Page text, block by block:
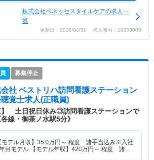
株式会社ベネッセスタイルケアの求人一
覧
更新日：2026/03/31 求人番号：10253005
募集停止
社 ベストリハ訪問看護ステーション
覚士求人(正職員)
】 土日祝日休み◎訪問看護ステーションで
線・御茶ノ水駅5分》
モデル月収】 35.0万円～ 程度 諸手当込み※入社
目モデル 【モデル年収】 420万円～ 程度 諸手